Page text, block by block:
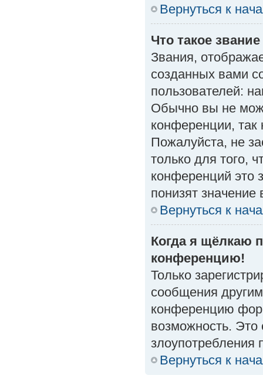
Вернуться к
Что такое
Звания,
созданных вами
пользователей:
Обычно вы не
конференции, так
Пожалуйста, не
только для того,
конференций это
понизят
Вернуться к
Когда я щёлкаю
конференцию!
Только
сообщения
конференцию
возможность. Это
злоупотребления
Вернуться к